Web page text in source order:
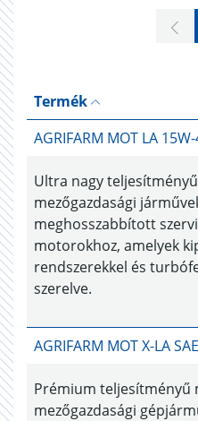
Termék
AGRIFARM MOT LA
Ultra nagy
mezőgazdasági
meghosszabbított
motorokhoz, amelyek
rendszerekkel és
szerelve.
AGRIFARM MOT X-LA
Prémium teljesítményű
mezőgazdasági